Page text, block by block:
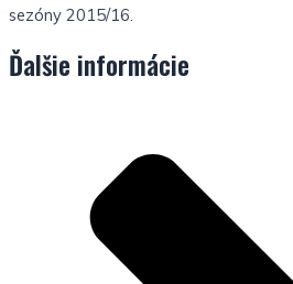
sezóny 2015/16.
Ďalšie informácie